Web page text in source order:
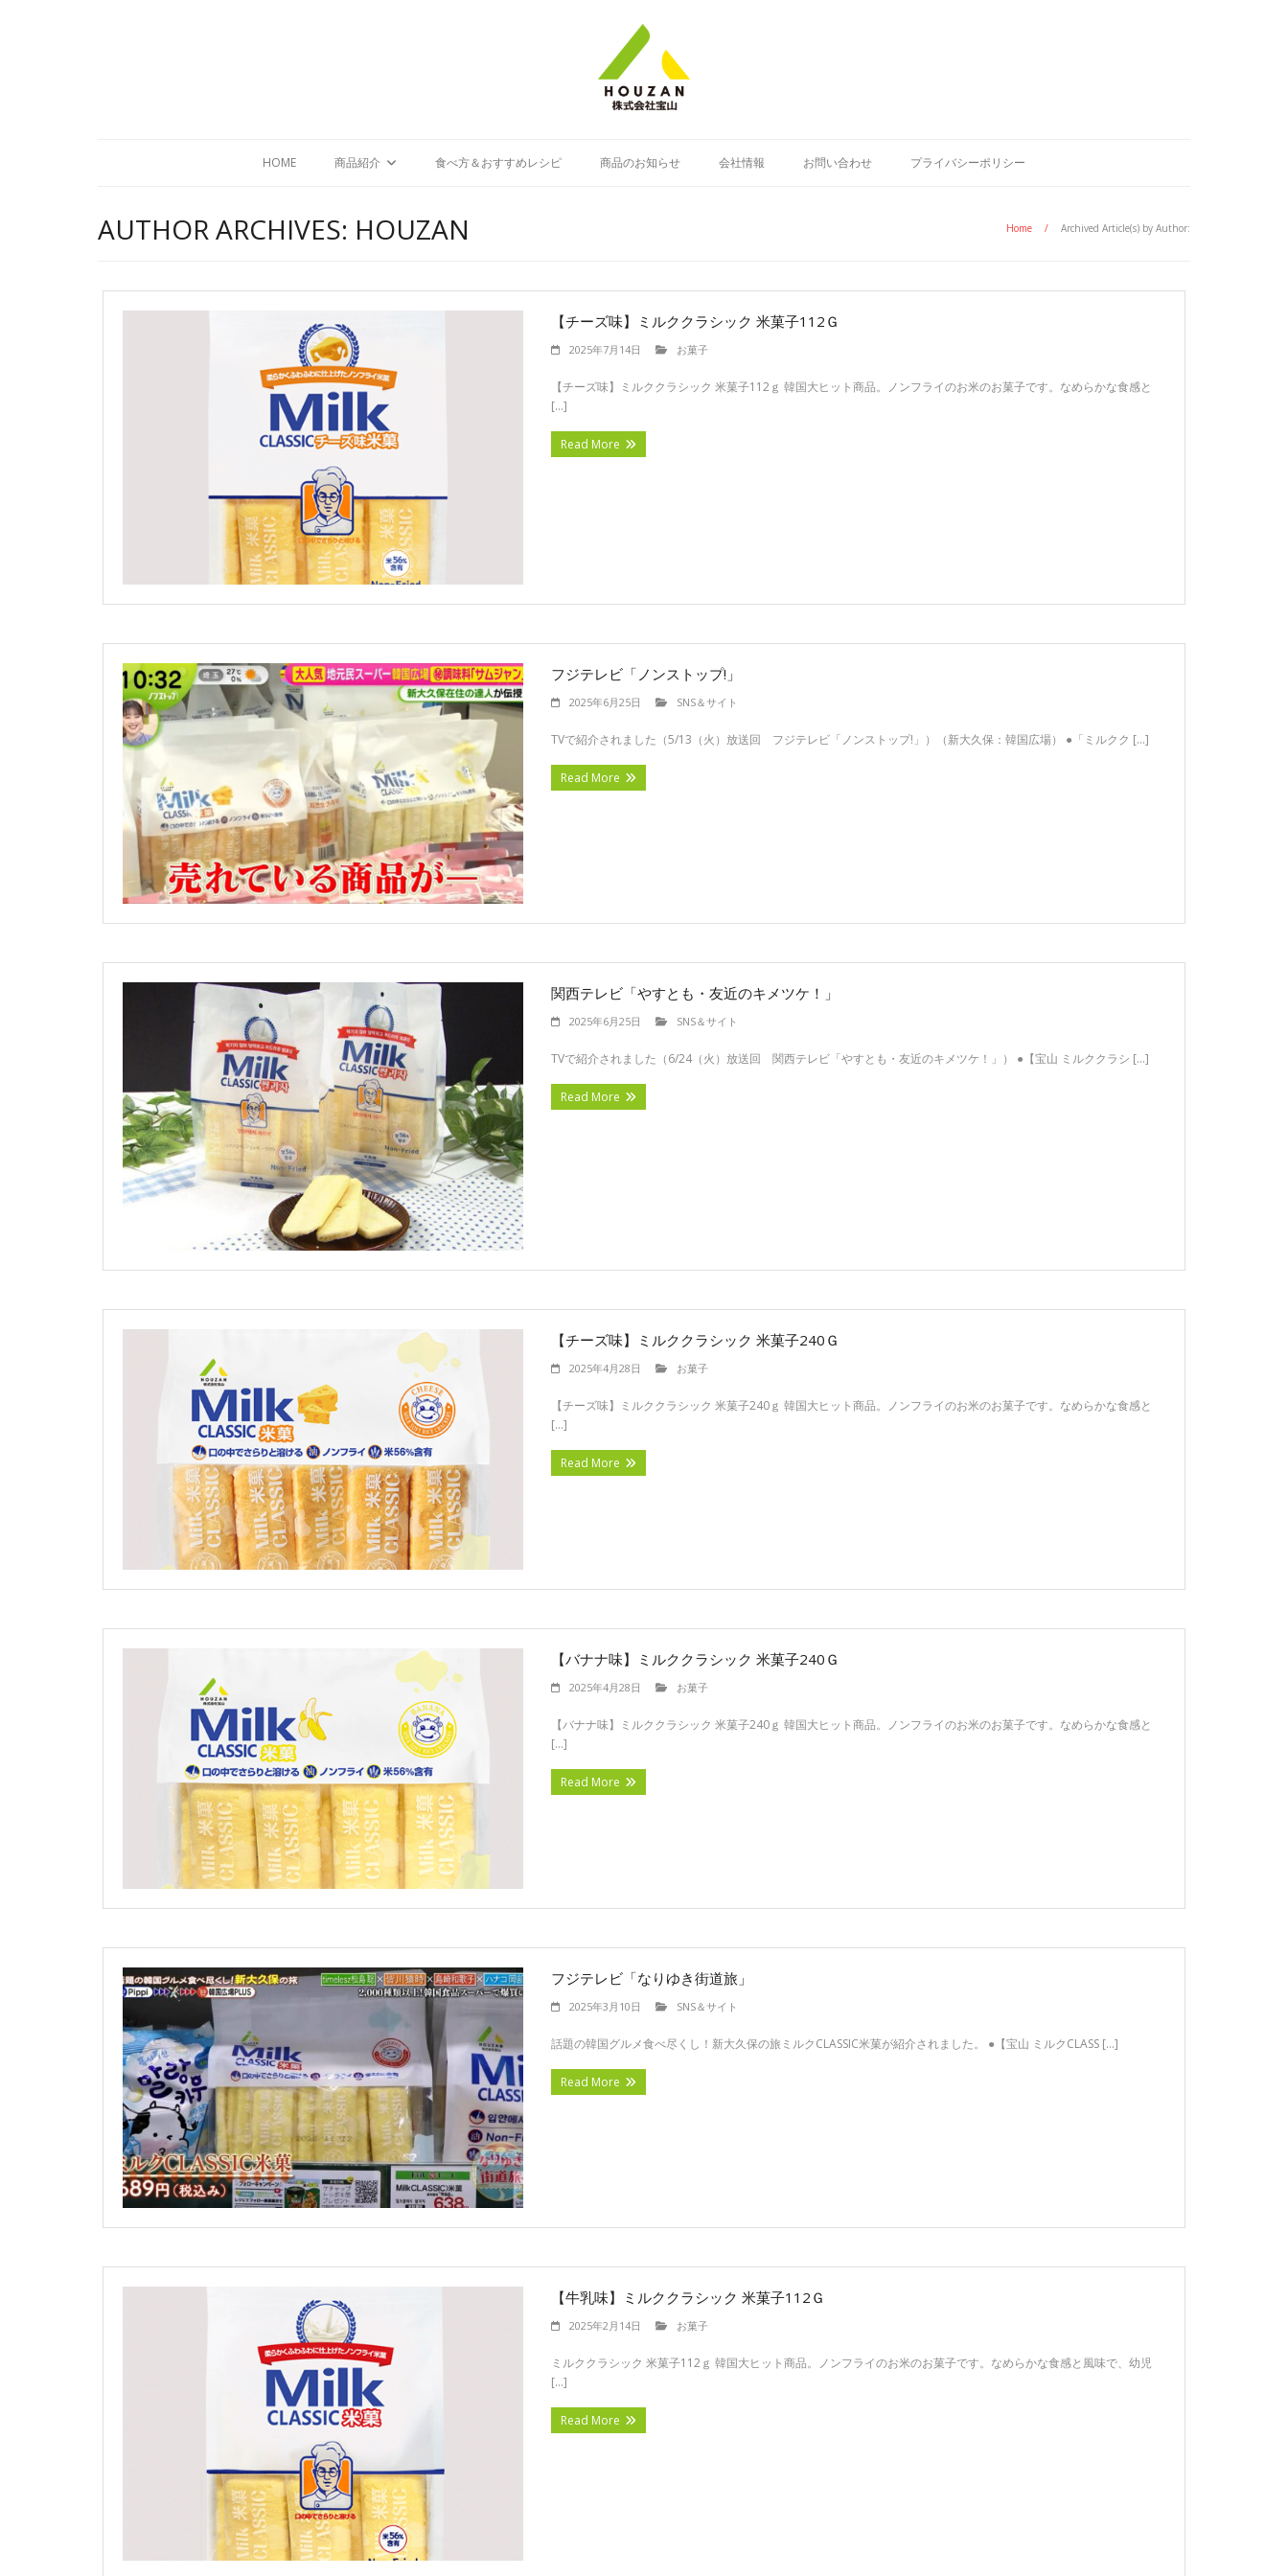
HOME 商品紹介 食べ方＆おすすめレシピ 商品のお知らせ 会社情報 お問い合わせ プライバシーポリシー
AUTHOR ARCHIVES: HOUZAN Home / Archived Article(s) by Author:
【チーズ味】ミルククラシック 米菓子112Ｇ
2025年7月14日 お菓子
【チーズ味】ミルククラシック 米菓子112ｇ 韓国大ヒット商品。ノンフライのお米のお菓子です。なめらかな食感と
[…]
Read More
フジテレビ「ノンストップ!」
2025年6月25日 SNS＆サイト
TVで紹介されました（5/13（火）放送回 フジテレビ「ノンストップ!」）（新大久保：韓国広場） ●「ミルクク […]
Read More
関西テレビ「やすとも・友近のキメツケ！」
2025年6月25日 SNS＆サイト
TVで紹介されました（6/24（火）放送回 関西テレビ「やすとも・友近のキメツケ！」） ●【宝山 ミルククラシ […]
Read More
【チーズ味】ミルククラシック 米菓子240Ｇ
2025年4月28日 お菓子
【チーズ味】ミルククラシック 米菓子240ｇ 韓国大ヒット商品。ノンフライのお米のお菓子です。なめらかな食感と
[…]
Read More
【バナナ味】ミルククラシック 米菓子240Ｇ
2025年4月28日 お菓子
【バナナ味】ミルククラシック 米菓子240ｇ 韓国大ヒット商品。ノンフライのお米のお菓子です。なめらかな食感と
[…]
Read More
フジテレビ「なりゆき街道旅」
2025年3月10日 SNS＆サイト
話題の韓国グルメ食べ尽くし！新大久保の旅ミルクCLASSIC米菓が紹介されました。 ●【宝山 ミルクCLASS […]
Read More
【牛乳味】ミルククラシック 米菓子112Ｇ
2025年2月14日 お菓子
ミルククラシック 米菓子112ｇ 韓国大ヒット商品。ノンフライのお米のお菓子です。なめらかな食感と風味で、幼児
[…]
Read More